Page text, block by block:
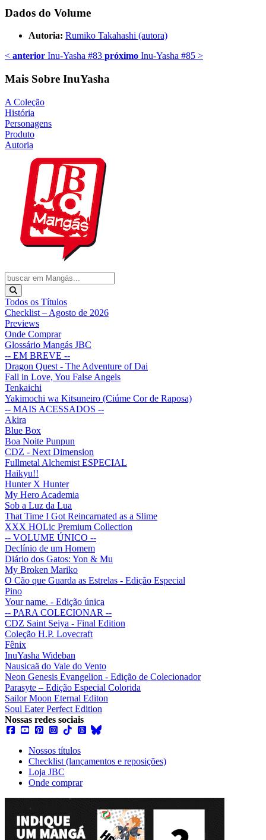
Dados do Volume
Autoria: Rumiko Takahashi (autora)
< anterior Inu-Yasha #83 próximo Inu-Yasha #85 >
Mais Sobre InuYasha
A Coleção
História
Personagens
Produto
Autoria
Todos os Títulos
Checklist – Agosto de 2026
Previews
Onde Comprar
Glossário Mangás JBC
-- EM BREVE --
Dragon Quest - The Adventure of Dai
Fall in Love, You False Angels
Tenkaichi
Yakimochi wa Kitsuneiro (Ciúme Cor de Raposa)
-- MAIS ACESSADOS --
Akira
Blue Box
Boa Noite Punpun
CDZ - Next Dimension
Fullmetal Alchemist ESPECIAL
Haikyu!!
Hunter X Hunter
My Hero Academia
Sob a Luz da Lua
That Time I Got Reincarnated as a Slime
XXX HOLic Premium Collection
-- VOLUME ÚNICO --
Declínio de um Homem
Diário dos Gatos: Yon & Mu
My Broken Mariko
O Cão que Guarda as Estrelas - Edição Especial
Pino
Your name. - Edição única
-- PARA COLECIONAR --
CDZ Saint Seiya - Final Edition
Coleção H.P. Lovecraft
Fênix
InuYasha Wideban
Nausicaä do Vale do Vento
Neon Genesis Evangelion - Edição de Colecionador
Parasyte – Edição Especial Colorida
Sailor Moon Eternal Editon
Soul Eater Perfect Edition
Nossas redes sociais
Nossos títulos
Checklist (lançamentos e reposições)
Loja JBC
Onde comprar